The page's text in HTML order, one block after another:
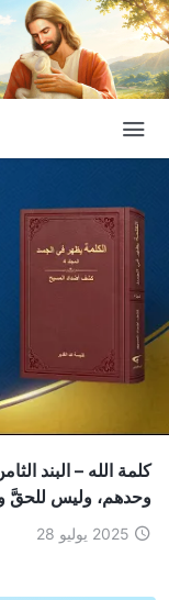
كلمة الله – البند
وحدهم، وليس للحقَّ
2025 يوليو 28